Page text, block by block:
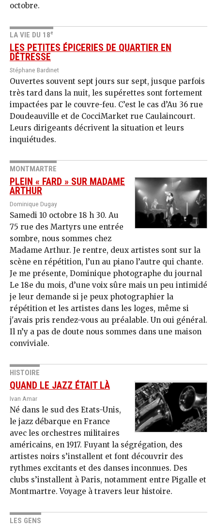
octobre.
LA VIE DU 18e
LES PETITES ÉPICERIES DE QUARTIER EN
DÉTRESSE
Stéphane Bardinet
Ouvertes souvent sept jours sur sept, jusque parfois
très tard dans la nuit, les supérettes sont fortement
impactées par le couvre-feu. C’est le cas d’Au 36 rue
Doudeauville et de CocciMarket rue Caulaincourt.
Leurs dirigeants décrivent la situation et leurs
inquiétudes.
MONTMARTRE
PLEIN « FARD » SUR MADAME
ARTHUR
Dominique Dugay
Samedi 10 octobre 18 h 30. Au
75 rue des Martyrs une entrée
sombre, nous sommes chez
Madame Arthur. Je rentre, deux artistes sont sur la
scène en répétition, l’un au piano l’autre qui chante.
Je me présente, Dominique photographe du journal
Le 18e du mois, d’une voix sûre mais un peu intimidé
je leur demande si je peux photographier la
répétition et les artistes dans les loges, même si
j'avais pris rendez-vous au préalable. Un oui général.
Il n’y a pas de doute nous sommes dans une maison
conviviale.
HISTOIRE
QUAND LE JAZZ ÉTAIT LÀ
Ivan Amar
Né dans le sud des Etats-Unis,
le jazz débarque en France
avec les orchestres militaires
américains, en 1917. Fuyant la ségrégation, des
artistes noirs s’installent et font découvrir des
rythmes excitants et des danses inconnues. Des
clubs s’installent à Paris, notamment entre Pigalle et
Montmartre. Voyage à travers leur histoire.
LES GENS